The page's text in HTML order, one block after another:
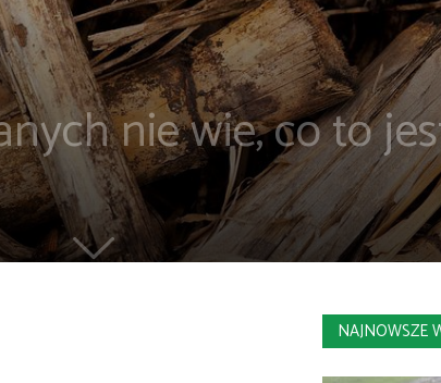
nie wie, co to
NAJNOWSZE